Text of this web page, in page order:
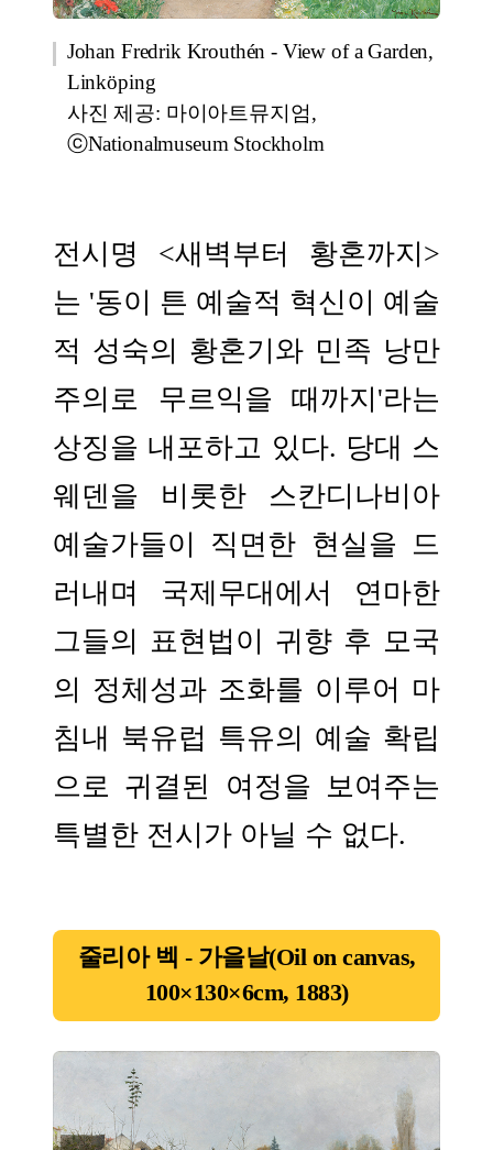
Johan Fredrik Krouthén - View of a Garden,
Linköping
사진 제공: 마이아트뮤지엄,
ⓒNationalmuseum Stockholm
전시명 <새벽부터 황혼까지>
는 '동이 튼 예술적 혁신이 예술
적 성숙의 황혼기와 민족 낭만
주의로 무르익을 때까지'라는
상징을 내포하고 있다. 당대 스
웨덴을 비롯한 스칸디나비아
예술가들이 직면한 현실을 드
러내며 국제무대에서 연마한
그들의 표현법이 귀향 후 모국
의 정체성과 조화를 이루어 마
침내 북유럽 특유의 예술 확립
으로 귀결된 여정을 보여주는
특별한 전시가 아닐 수 없다.
줄리아 벡 - 가을날(Oil on canvas,
100×130×6cm, 1883)